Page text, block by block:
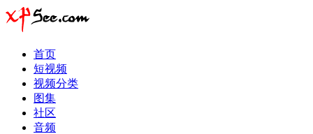
首页
短视频
视频分类
图集
社区
音频